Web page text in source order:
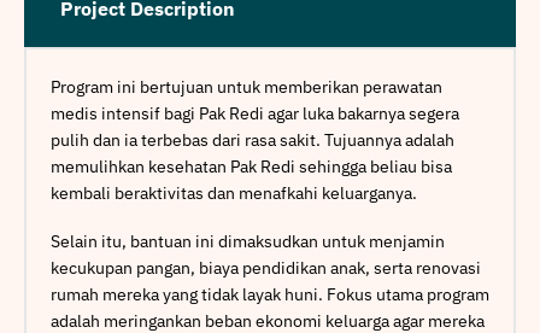
Project Description
Program ini bertujuan untuk memberikan perawatan
medis intensif bagi Pak Redi agar luka bakarnya segera
pulih dan ia terbebas dari rasa sakit. Tujuannya adalah
memulihkan kesehatan Pak Redi sehingga beliau bisa
kembali beraktivitas dan menafkahi keluarganya.
Selain itu, bantuan ini dimaksudkan untuk menjamin
kecukupan pangan, biaya pendidikan anak, serta renovasi
rumah mereka yang tidak layak huni. Fokus utama program
adalah meringankan beban ekonomi keluarga agar mereka